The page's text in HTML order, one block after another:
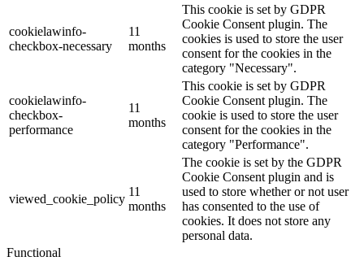
cookielawinfo-
checkbox-necessary
11
months
This cookie is set by GDPR
Cookie Consent plugin. The
cookies is used to store the user
consent for the cookies in the
category "Necessary".
cookielawinfo-
checkbox-
performance
11
months
This cookie is set by GDPR
Cookie Consent plugin. The
cookie is used to store the user
consent for the cookies in the
category "Performance".
viewed_cookie_policy
11
months
The cookie is set by the GDPR
Cookie Consent plugin and is
used to store whether or not user
has consented to the use of
cookies. It does not store any
personal data.
Functional